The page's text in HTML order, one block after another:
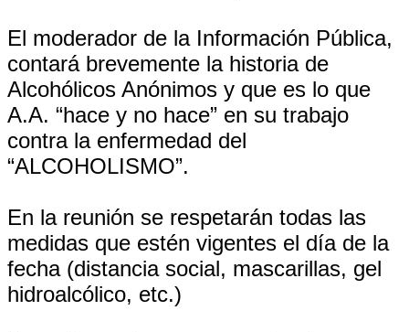
El moderador de la Información Pública,
contará brevemente la historia de
Alcohólicos Anónimos y que es lo que
A.A. “hace y no hace” en su trabajo
contra la enfermedad del
“ALCOHOLISMO”.
En la reunión se respetarán todas las
medidas que estén vigentes el día de la
fecha (distancia social, mascarillas, gel
hidroalcólico, etc.)